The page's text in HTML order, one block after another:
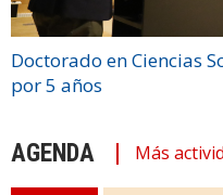
Doctorado en Ciencias
por 5 años
AGENDA Más